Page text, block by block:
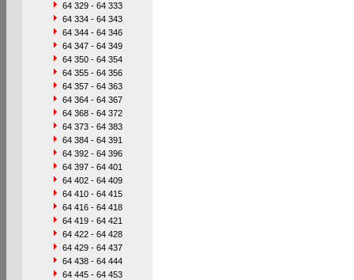
64 329 - 64 333
64 334 - 64 343
64 344 - 64 346
64 347 - 64 349
64 350 - 64 354
64 355 - 64 356
64 357 - 64 363
64 364 - 64 367
64 368 - 64 372
64 373 - 64 383
64 384 - 64 391
64 392 - 64 396
64 397 - 64 401
64 402 - 64 409
64 410 - 64 415
64 416 - 64 418
64 419 - 64 421
64 422 - 64 428
64 429 - 64 437
64 438 - 64 444
64 445 - 64 453